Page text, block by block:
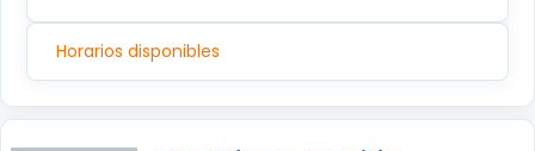
Horarios disponibles